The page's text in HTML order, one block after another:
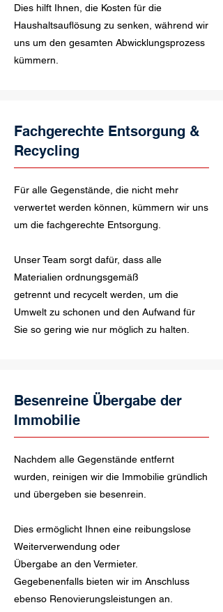
Dies hilft Ihnen, die Kosten für die
Haushaltsauflösung zu senken, während wir
uns um den gesamten Abwicklungsprozess
kümmern.
Fachgerechte Entsorgung &
Recycling
Für alle Gegenstände, die nicht mehr
verwertet werden können, kümmern wir uns
um die fachgerechte Entsorgung.
Unser Team sorgt dafür, dass alle
Materialien ordnungsgemäß
getrennt und recycelt werden, um die
Umwelt zu schonen und den Aufwand für
Sie so gering wie nur möglich zu halten.
Besenreine Übergabe der
Immobilie
Nachdem alle Gegenstände entfernt
wurden, reinigen wir die Immobilie gründlich
und übergeben sie besenrein.
Dies ermöglicht Ihnen eine reibungslose
Weiterverwendung oder
Übergabe an den Vermieter.
Gegebenenfalls bieten wir im Anschluss
ebenso Renovierungsleistungen an.